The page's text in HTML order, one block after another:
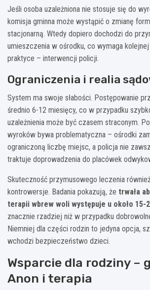
Jeśli osoba uzależniona nie stosuje się do
komisja gminna może wystąpić o zmianę
stacjonarną. Wtedy dopiero dochodzi do
umieszczenia w ośrodku, co wymaga
praktyce – interwencji policji.
Ograniczenia i realia
System ma swoje słabości. Postępowanie
średnio 6-12 miesięcy, co w przypadku
uzależnienia może być czasem straconym.
wyroków bywa problematyczna – ośrodki
ograniczoną liczbę miejsc, a policja nie
traktuje doprowadzenia do placówek
Skuteczność przymusowego leczenia
kontrowersje. Badania pokazują, że trwała
terapii wbrew woli występuje u około 15-
znacznie rzadziej niż w przypadku
Niemniej dla części rodzin to jedyna opcja,
wchodzi bezpieczeństwo dzieci.
Wsparcie dla rodziny –
Anon i terapia